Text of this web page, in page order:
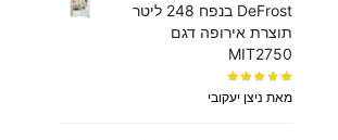
DeFrost בנפח 248 ליטר
תוצרת אירופה דגם
MIT2750
מאת ניצן יעקובי